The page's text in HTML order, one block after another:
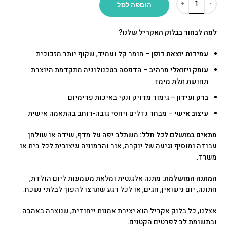
הוספה לסל
למה לבחור בבלוק האקריל שלנו?
עמידות יוצאת דופן– חומר קל ועמיד, שקוף יותר מזכוכית
עומק ויזואלי מרהיב– הדפסה בטכנולוגיה מתקדמת היוצרת
תחושת תלת מימד
ברק ועידון– גימור מדויק ונקי באיכות פרימיום
עיצוב אישי– מבחר גדלים ויחסי גובה-רוחב בהתאמה אישית
מתאים במושלם לכל חלל: משתלב יפה על מדף, שידה או שולחן
עבודה ומוסיף נגיעה של יוקרה, אור והרמוניה עיצובית לכל בית או
משרד.
המתנה המושלמת: מתנה אלגנטית ומלאת משמעות ליום הולדת,
חתונה, יום נישואין, חגים, או לכל רגע שתרצו להפוך לבלתי נשכח.
אצלנו, כל בלוק אקריל הוא יצירת אמנות ייחודית, שנוצרה באהבה
ובתשומת לב לפרטים הקטנים.